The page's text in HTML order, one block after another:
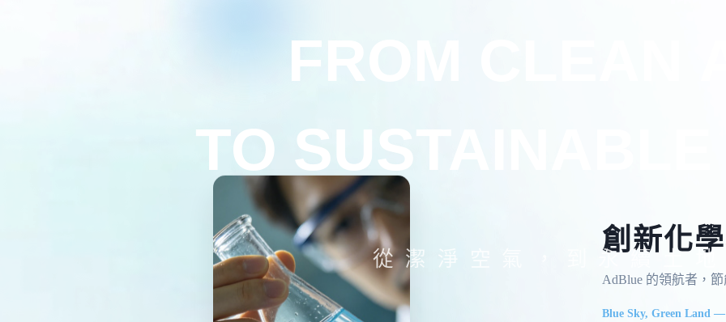
FROM CLEAN
TO
從潔淨空氣，到永續土地
創新化
AdBlue 的領航者，
Blue Sky, Green Land —